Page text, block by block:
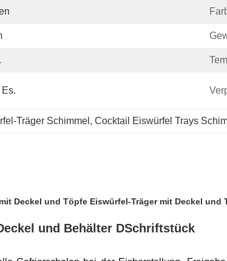
Träger Schimmel , Cocktail Eiswürfel Trays
Deckel und Töpfe Eiswürfel-Träger mit Deckel
und Behälter DSchriftstück